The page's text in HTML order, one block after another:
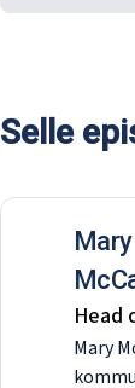
Selle
Mary
Head
Mary